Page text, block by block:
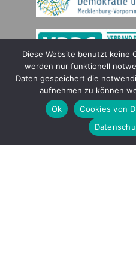
Gefördert durch
Diese Website benutzt keine
werden nur funktionell
Daten gespeichert die
aufnehmen zu können
Ok
Cookies von